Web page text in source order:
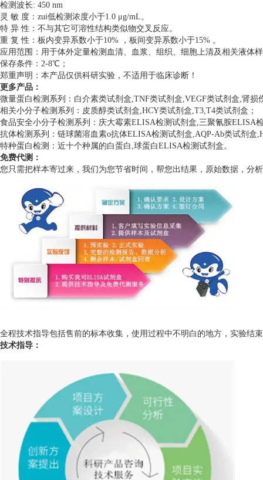
检测波长: 450 nm
灵 敏 度：zui低检测浓度小于1.0 μg/mL。
特 异 性：不与其它可溶性结构类似物交叉反应。
重 复 性：板内变异系数小于10% ，板间变异系数小于15% 。
应用范围：用于体外定量检测血清、血浆、组织、细胞上清及相关液体
保存条件：2-8℃；
郑重声明：本产品仅供科研实验，不适用于临床诊断！
更多产品：
微量蛋白检测系列：白介素类试剂盒,TNF类试剂盒,VEGF类试剂盒,肾损
相关小分子检测系列：皮质醇类试剂盒,HCY类试剂盒,T3,T4类试剂盒；
食品安全小分子检测系列：庆大霉素ELISA检测试剂盒,三聚氰胺
抗体检测系列：链球菌溶血素o抗体ELISA检测试剂盒,AQP-Ab类试剂盒
特种蛋白检测：近十个种属的白蛋白,球蛋白ELISA检测试剂盒。
免费代测：
您只需把样本寄过来，我们为您节省时间，帮您出结果，原始数据，分
全程技术指导包括售前的标本收集，使用过程中不明白的地方，实验结
技术指导：